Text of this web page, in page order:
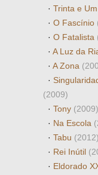
· Trinta e Um
· O Fascínio
· O Fatalista
· A Luz da
· A Zona
·
(2009)
· Tony (2009)
· Na Escola
· Tabu (2012)
· Rei Inútil
· Eldorado